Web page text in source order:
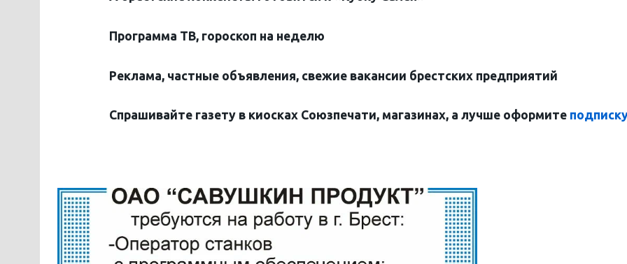
Программа ТВ, гороскоп на неделю
Реклама, частные объявления, свежие вакансии брестских предприятий
Спрашивайте газету в киосках Союзпечати, магазинах, а лучше оформите